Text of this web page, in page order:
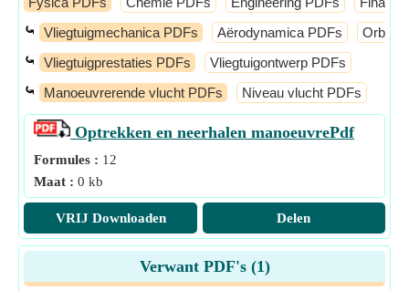
⤿ Vliegtuigmechanica PDFs Aërodynamica PDFs
⤿ Vliegtuigprestaties PDFs Vliegtuigontwerp PDFs
⤿ Manoeuvrerende vlucht PDFs Niveau vlucht PDFs
Optrekken en neerhalen manoeuvrePdf
Formules : 12
Maat : 0 kb
VRIJ Downloaden Delen
Verwant PDF's (1)